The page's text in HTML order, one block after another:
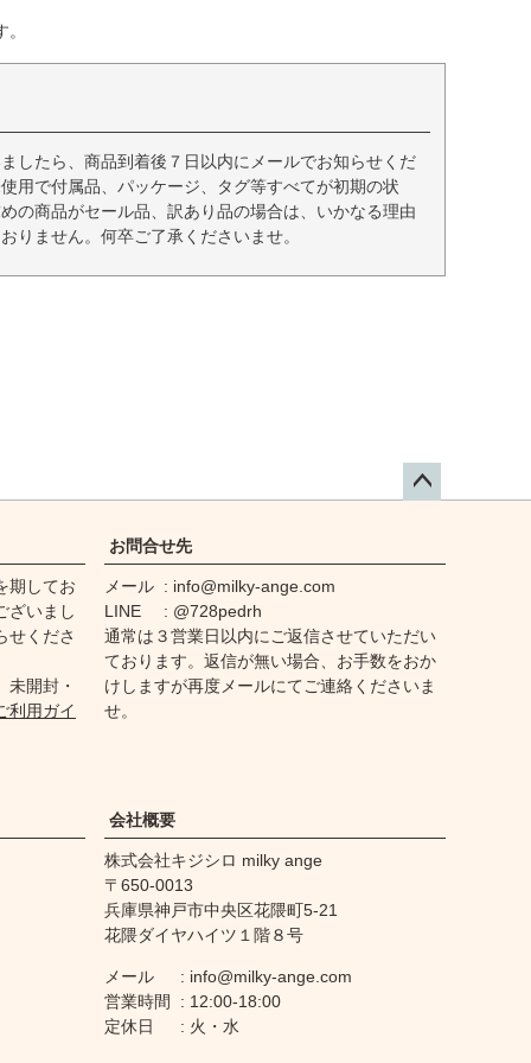
したら、商品到着後７日以内にメールでお知らせくだ
用で付属品、パッケージ、タグ等すべてが初期の状
の商品がセール品、訳あり品の場合は、いかなる理由
りません。何卒ご了承くださいませ。
ップ
期してお
ざいまし
せくださ
未開封・
利用ガイ
お問合せ先
メール
info@milky-ange.com
LINE
@728pedrh
通常は３営業日以内にご返信させていただい
ております。返信が無い場合、お手数をおか
けしますが再度メールにてご連絡くださいま
せ。
会社概要
株式会社キジシロ milky ange
650-0013
兵庫県神戸市中央区花隈町5-21
花隈ダイヤハイツ１階８号
メール
info@milky-ange.com
営業時間
12:00-18:00
定休日
火・水